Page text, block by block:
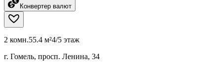
Конвертер валют
2 комн.55.4 м²4/5 этаж
г. Гомель, просп. Ленина, 34